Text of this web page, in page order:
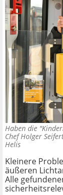
Haben die
Chef Holger
Helis
Kleinere
äußeren
Alle